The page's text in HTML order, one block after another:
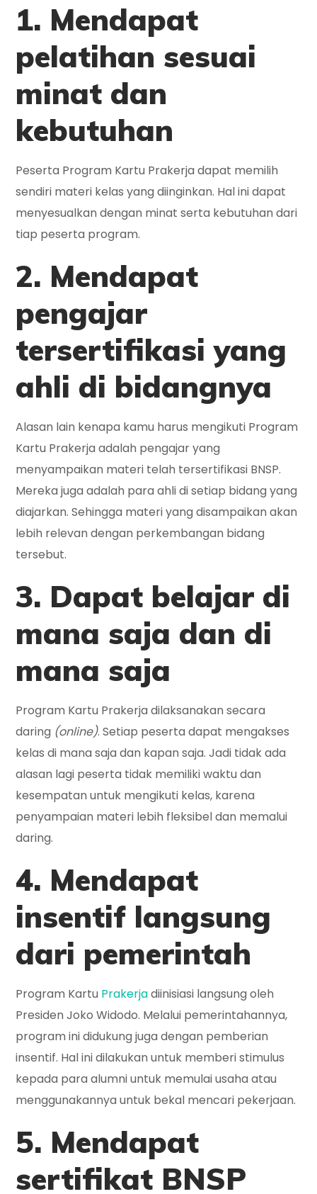
1. Mendapat
pelatihan sesuai
minat dan
kebutuhan
Peserta Program Kartu Prakerja dapat memilih
sendiri materi kelas yang diinginkan. Hal ini dapat
menyesualkan dengan minat serta kebutuhan dari
tiap peserta program.
2. Mendapat
pengajar
tersertifikasi yang
ahli di bidangnya
Alasan lain kenapa kamu harus mengikuti Program
Kartu Prakerja adalah pengajar yang
menyampaikan materi telah tersertifikasi BNSP.
Mereka juga adalah para ahli di setiap bidang yang
diajarkan. Sehingga materi yang disampaikan akan
lebih relevan dengan perkembangan bidang
tersebut.
3. Dapat belajar di
mana saja dan di
mana saja
Program Kartu Prakerja dilaksanakan secara
daring (online). Setiap peserta dapat mengakses
kelas di mana saja dan kapan saja. Jadi tidak ada
alasan lagi peserta tidak memiliki waktu dan
kesempatan untuk mengikuti kelas, karena
penyampaian materi lebih fleksibel dan memalui
daring.
4. Mendapat
insentif langsung
dari pemerintah
Program Kartu Prakerjadiinisiasi langsung oleh
Presiden Joko Widodo. Melalui pemerintahannya,
program ini didukung juga dengan pemberian
insentif. Hal ini dilakukan untuk memberi stimulus
kepada para alumni untuk memulai usaha atau
menggunakannya untuk bekal mencari pekerjaan.
5. Mendapat
sertifikat BNSP